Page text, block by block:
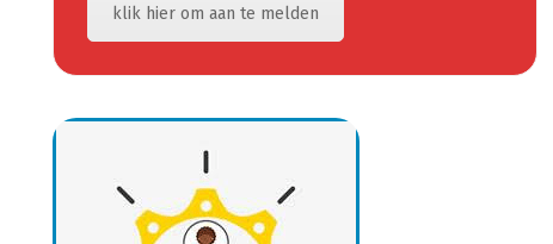
klik hier om aan te melden